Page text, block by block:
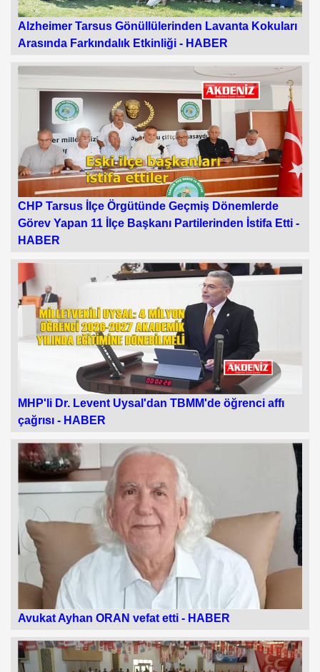
Alzheimer Tarsus Gönüllülerinden Lavanta Kokuları
Arasında Farkındalık Etkinliği - HABER
CHP Tarsus İlçe Örgütünde Geçmiş Dönemlerde
Görev Yapan 11 İlçe Başkanı Partilerinden İstifa Etti -
HABER
MHP'li Dr. Levent Uysal'dan TBMM'de öğrenci affı
çağrısı - HABER
Avukat Ayhan ORAN vefat etti - HABER